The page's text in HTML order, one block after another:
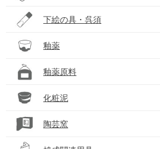
下絵の具・呉須
釉薬
釉薬原料
化粧泥
陶芸窯